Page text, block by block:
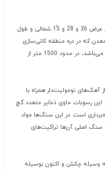
معدن فیروزه نیشابور از نظر جغرافیایی در عرض 36َ و 28َ و 15ً شمالی و طول
معدن که در دره منطقه کانی‌سازی
واقع است و محل سکونت کارگران معدن می‌باشد، در حدود 1500 متر از
آهک‌های نومولیت‌دار همراه با
رسوبات حاوی ذخایر متعدد گچ
است. در این سنگ‌ها مواد
سنگ اصلی آن‌ها تراکیت‌های
وسیله چکش و اکنون بوسیله